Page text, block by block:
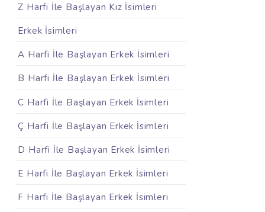
Z Harfi İle Başlayan Kız İsimleri
Erkek İsimleri
A Harfi İle Başlayan Erkek İsimleri
B Harfi İle Başlayan Erkek İsimleri
C Harfi İle Başlayan Erkek İsimleri
Ç Harfi İle Başlayan Erkek İsimleri
D Harfi İle Başlayan Erkek İsimleri
E Harfi İle Başlayan Erkek İsimleri
F Harfi İle Başlayan Erkek İsimleri